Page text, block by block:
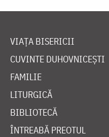
VIAȚA BISERICII
CUVINTE DUHOVNICEȘTI
FAMILIE
LITURGICĂ
BIBLIOTECĂ
ÎNTREABĂ PREOTUL